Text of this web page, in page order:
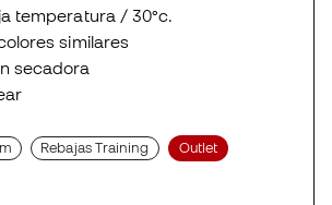
temperatura / 30°c.
similares
secadora
Rebajas Training Outlet